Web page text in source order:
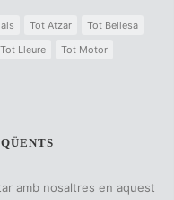
Tot Atzar
Tot Bellesa
Tot Lleure
Tot Motor
amb nosaltres en aquest